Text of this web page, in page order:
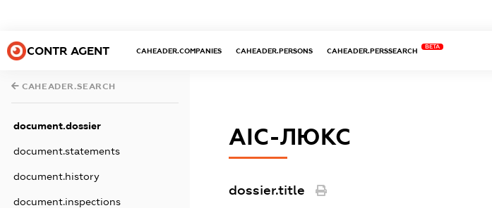
CONTR AGENT CAHEADER.COMPANIES CAHEADER.PERSONS CAHEADER.PERSSEARCH
BETA
CAHEADER.SEARCH
document.dossier
document.statements
document.history
document.inspections
АІС-ЛЮКС
dossier.title